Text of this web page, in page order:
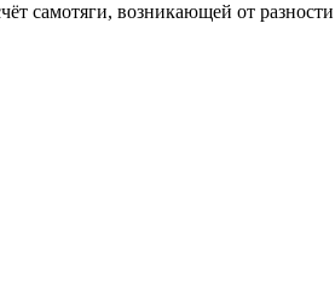
самотяги, возникающей от